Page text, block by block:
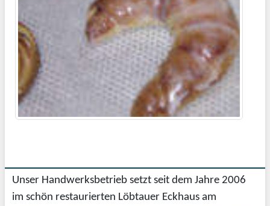
Unser Handwerksbetrieb setzt seit dem Jahre 2006
im schön restaurierten Löbtauer Eckhaus am